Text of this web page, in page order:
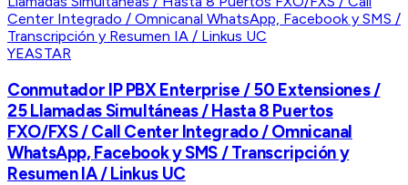
YEASTAR
Conmutador IP PBX Enterprise / 50 Extensiones /
25 Llamadas Simultáneas / Hasta 8 Puertos
FXO/FXS / Call Center Integrado / Omnicanal
WhatsApp, Facebook y SMS / Transcripción y
Resumen IA / Linkus UC